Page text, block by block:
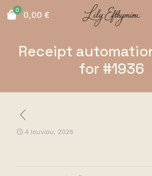
0 0,00 €
Receipt
for #1936
4 Ιουνίου, 2026